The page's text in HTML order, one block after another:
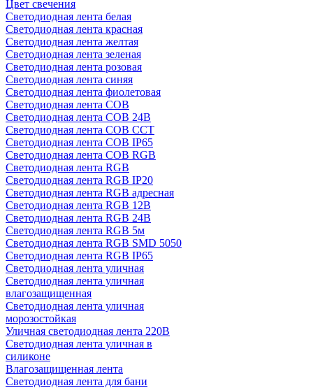
Цвет свечения
Светодиодная лента белая
Светодиодная лента красная
Светодиодная лента желтая
Светодиодная лента зеленая
Светодиодная лента розовая
Светодиодная лента синяя
Светодиодная лента фиолетовая
Светодиодная лента COB
Светодиодная лента COB 24В
Светодиодная лента COB CCT
Светодиодная лента COB IP65
Светодиодная лента COB RGB
Светодиодная лента RGB
Светодиодная лента RGB IP20
Светодиодная лента RGB адресная
Светодиодная лента RGB 12В
Светодиодная лента RGB 24В
Светодиодная лента RGB 5м
Светодиодная лента RGB SMD 5050
Светодиодная лента RGB IP65
Светодиодная лента уличная
Светодиодная лента уличная
влагозащищенная
Светодиодная лента уличная
морозостойкая
Уличная светодиодная лента 220В
Светодиодная лента уличная в
силиконе
Влагозащищенная лента
Светодиодная лента для бани